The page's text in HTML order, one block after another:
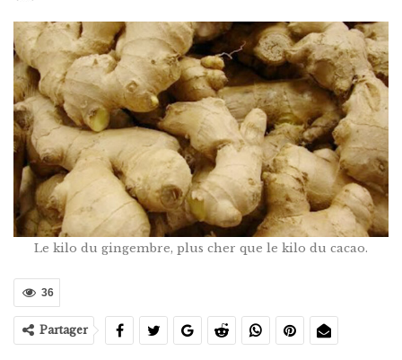
Le kilo du gingembre, plus cher que le kilo du cacao.
36
Partager